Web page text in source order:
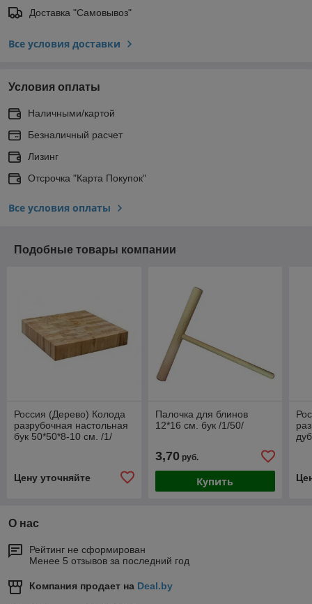
Доставка "Самовывоз"
Все условия доставки
Условия оплаты
Наличными/картой
Безналичный расчет
Лизинг
Отсрочка "Карта Покупок"
Все условия оплаты
Подобные товары компании
Россия (Дерево) Колода
разрубочная настольная
бук 50*50*8-10 см. /1/
Цену уточняйте
Палочка для блинов
12*16 см. бук /1/50/
3,70руб.
Купить
О нас
Рейтинг не сформирован
Менее 5 отзывов за последний год
Компания продает на Deal.by